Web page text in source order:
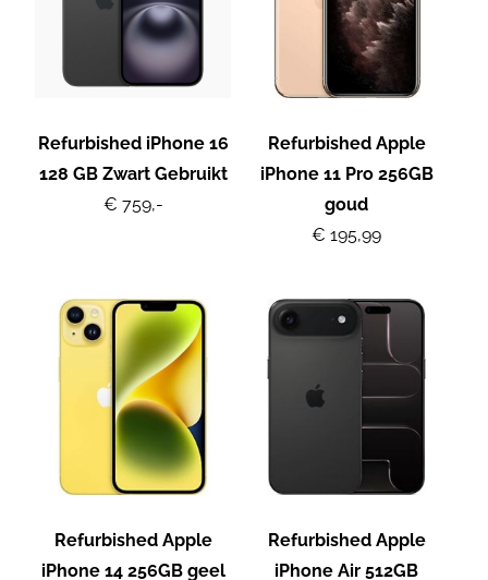
Refurbished iPhone 16
128 GB Zwart Gebruikt
€ 759,-
Refurbished Apple
iPhone 11 Pro 256GB
goud
€ 195,99
Refurbished Apple
iPhone 14 256GB geel
Refurbished Apple
iPhone Air 512GB